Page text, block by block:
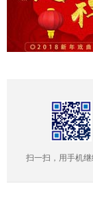
扫一扫，用手机